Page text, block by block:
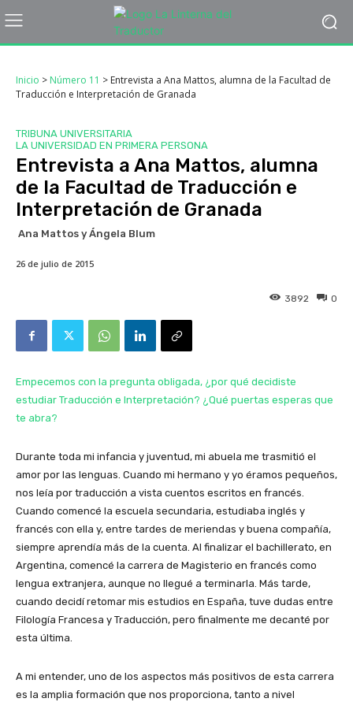
Inicio > Número 11 > Entrevista a Ana Mattos, alumna de la Facultad de
Traducción e Interpretación de Granada
TRIBUNA UNIVERSITARIA
LA UNIVERSIDAD EN PRIMERA PERSONA
Entrevista a Ana Mattos, alumna
de la Facultad de Traducción e
Interpretación de Granada
Ana Mattos y Ángela Blum
26 de julio de 2015
0
3892
Empecemos con la pregunta obligada, ¿por qué decidiste
estudiar Traducción e Interpretación? ¿Qué puertas esperas que
te abra?
Durante toda mi infancia y juventud, mi abuela me trasmitió el
amor por las lenguas. Cuando mi hermano y yo éramos pequeños,
nos leía por traducción a vista cuentos escritos en francés.
Cuando comencé la escuela secundaria, estudiaba inglés y
francés con ella y, entre tardes de meriendas y buena compañía,
siempre aprendía más de la cuenta. Al finalizar el bachillerato, en
Argentina, comencé la carrera de Magisterio en francés como
lengua extranjera, aunque no llegué a terminarla. Más tarde,
cuando decidí retomar mis estudios en España, tuve dudas entre
Filología Francesa y Traducción, pero finalmente me decanté por
esta última.
A mi entender, uno de los aspectos más positivos de esta carrera
es la amplia formación que nos proporciona, tanto a nivel